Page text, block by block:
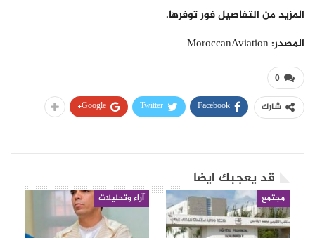
المزيد من التفاصيل فور توفرها.
المصدر: MoroccanAviation
0
شارك Facebook
Twitter
Google+
قد يعجبك ايضا
مجتمع آراء وتحليلات